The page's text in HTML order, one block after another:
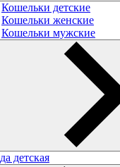
Кошельки детские
Кошельки женские
Кошельки мужские
детская